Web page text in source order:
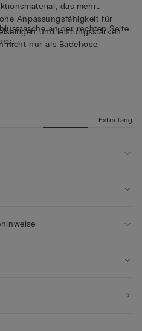
das mehr
Anpassungsfähigkeit für
und leistungsstarken
nicht nur als Badehose,
für alle Outdoor-Aktivitäten
an der rechten Seite
trägt Größe L
Extra lang